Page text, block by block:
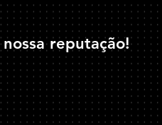
reputação!